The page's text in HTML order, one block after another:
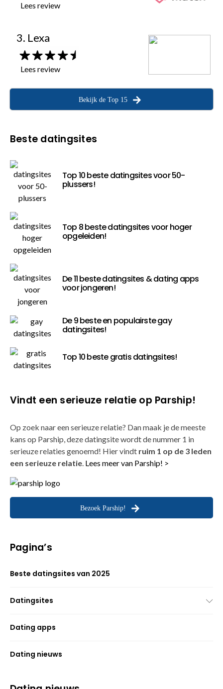
Lees review
3. Lexa
Lees review
Bekijk de Top 15
Beste datingsites
Top 10 beste datingsites voor 50-
plussers!
Top 8 beste datingsites voor hoger
opgeleiden!
De 11 beste datingsites & dating apps
voor jongeren!
De 9 beste en populairste gay
datingsites!
Top 10 beste gratis datingsites!
Vindt een serieuze relatie op Parship!
Op zoek naar een serieuze relatie? Dan maak je de meeste
kans op Parship, deze datingsite wordt de nummer 1 in
serieuze relaties genoemd! Hier vindt ruim 1 op de 3 leden
een serieuze relatie. Lees meer van Parship! >
Bezoek Parship!
Pagina’s
Beste datingsites van 2025
Datingsites
Dating apps
Dating nieuws